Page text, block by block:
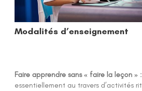
Modalités d’enseignement
Faire apprendre sans « faire la leçon »
essentiellement au travers d’activités